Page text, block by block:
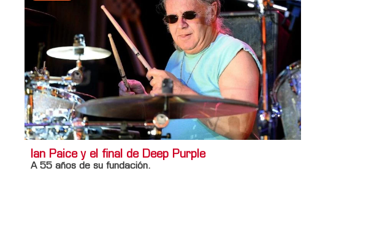
Ian Paice y el final de Deep Purple
A 55 años de su fundación.